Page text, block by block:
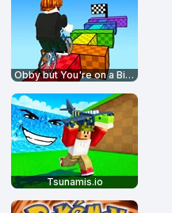
Obby but You're on a Bike
Tsunamis.io